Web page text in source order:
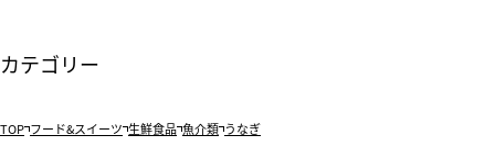
カテゴリー
TOP フード&スイーツ 生鮮食品 魚介類 うなぎ